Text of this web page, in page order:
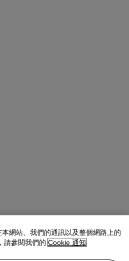
網站、我們的通訊以及整個網路上的
請參閱我們的 Cookie 通知